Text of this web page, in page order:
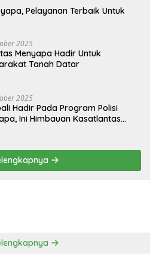
Pelayanan Terbaik Untuk
2025
Menyapa Hadir Untuk
Tanah Datar
2025
Hadir Pada Program Polisi
Ini Himbauan Kasatlantas